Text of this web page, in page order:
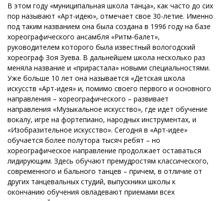
В этом году «муниципальная школа танца», как часто до сих
пор называют «Арт-идею», отмечает свое 30-летие. Именно
под таким названием она была создана в 1996 году на базе
хореографического ансамбля «Ритм-балет»,
руководителем которого была известный вологодский
хореограф Зоя Зуева. В дальнейшем школа несколько раз
меняла название и «прирастала» новыми специальностями.
Уже больше 10 лет она называется «Детская школа
искусств «Арт-идея» и, помимо своего первого и основного
направления – хореографического – развивает
направления «Музыкальное искусство», где идет обучение
вокалу, игре на фортепиано, народных инструментах, и
«Изобразительное искусство». Сегодня в «Арт-идее»
обучается более полутора тысяч ребят – но
хореографическое направление продолжает оставаться
лидирующим. Здесь обучают премудростям классического,
современного и бального танцев – причем, в отличие от
других танцевальных студий, выпускники школы к
окончанию обучения овладевают приемами всех